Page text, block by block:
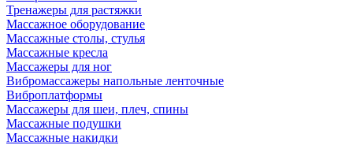
Тренажеры для растяжки
Массажное оборудование
Массажные столы, стулья
Массажные кресла
Массажеры для ног
Вибромассажеры напольные ленточные
Виброплатформы
Массажеры для шеи, плеч, спины
Массажные подушки
Массажные накидки